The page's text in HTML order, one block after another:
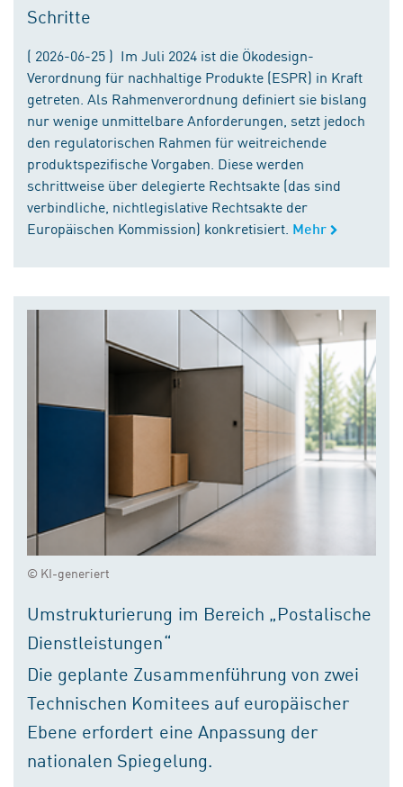
Schritte
( 2026-06-25 ) Im Juli 2024 ist die Ökodesign-
Verordnung für nachhaltige Produkte (ESPR) in Kraft
getreten. Als Rahmenverordnung definiert sie bislang
nur wenige unmittelbare Anforderungen, setzt jedoch
den regulatorischen Rahmen für weitreichende
produktspezifische Vorgaben. Diese werden
schrittweise über delegierte Rechtsakte (das sind
verbindliche, nichtlegislative Rechtsakte der
Europäischen Kommission) konkretisiert. Mehr
© KI-generiert
Umstrukturierung im Bereich „Postalische
Dienstleistungen“
Die geplante Zusammenführung von zwei
Technischen Komitees auf europäischer
Ebene erfordert eine Anpassung der
nationalen Spiegelung.